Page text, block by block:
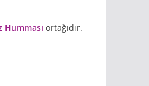
Humması ortağıdır.